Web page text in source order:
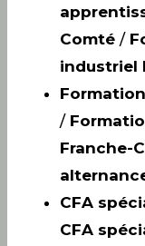
Comté /
industriel
/
Franche-
CFA
CFA